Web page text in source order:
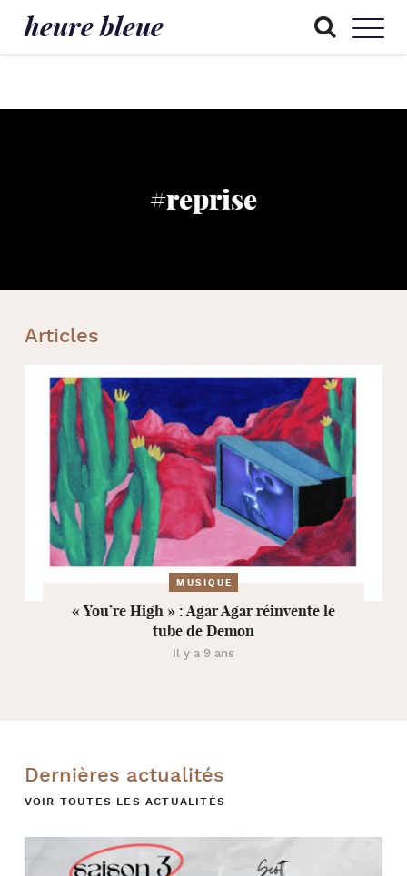
heure bleue
#reprise
Articles
MUSIQUE
« You’re High » : Agar Agar réinvente le
tube de Demon
Il y a 9 ans
Dernières actualités
VOIR TOUTES LES ACTUALITÉS